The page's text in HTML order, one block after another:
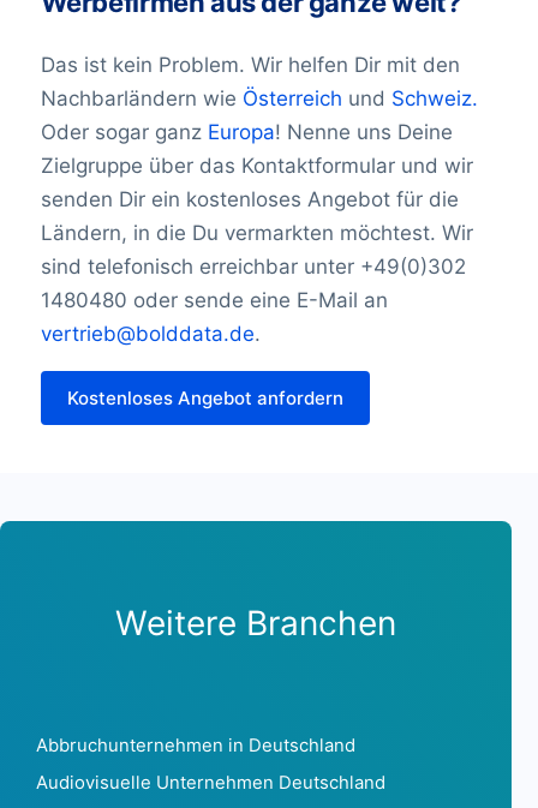
benutzerfreundlicher zu machen. Alle
unsere Datenbanken werden laufend
überprüft.
Bhutan199
Bonaire 4
Bosnien-Herzegowina 42.299
Botswana3.556
Brazil16,340,397
Brunei Darussalam 274
Bulgarien 601.634
Burkina Faso458
Burundi184
Kambodscha1.289
Kamerun1.251
Kanada 1.801.375
Kap Verde195
Cayman Islands5,480
Chile787,939
Komoren55
Kongo333
Curaçao 5.846
Das ist kein Problem. Wir helfen Dir mit den
Nachbarländern wie Österreich und Schweiz.
Oder sogar ganz Europa! Nenne uns Deine
Zielgruppe über das Kontaktformular und wir
senden Dir ein kostenloses Angebot für die
Ländern, in die Du vermarkten möchtest. Wir
sind telefonisch erreichbar unter +49(0)302
1480480 oder sende eine E-Mail an
vertrieb@bolddata.de.
Kostenloses Angebot anfordern
Weitere Branchen
Abbruchunternehmen in Deutschland
Audiovisuelle Unternehmen Deutschland